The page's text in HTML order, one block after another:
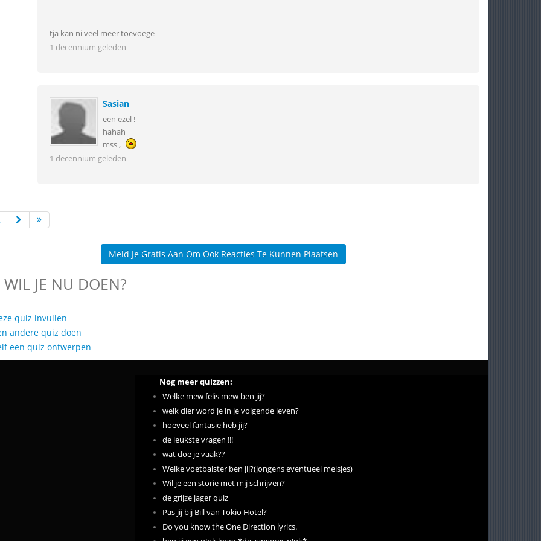
tja kan ni veel meer toevoege
1 decennium geleden
Sasian
een ezel !
hahah
mss ,
1 decennium geleden
Meld Je Gratis Aan Om Ook Reacties Te Kunnen Plaatsen
JE NU DOEN?
quiz invullen
andere quiz doen
een quiz ontwerpen
Nog meer quizzen:
Welke mew felis mew ben jij?
welk dier word je in je volgende leven?
hoeveel fantasie heb jij?
de leukste vragen !!!
wat doe je vaak??
Welke voetbalster ben jij?(jongens eventueel meisjes)
Wil je een storie met mij schrijven?
de grijze jager quiz
Pas jij bij Bill van Tokio Hotel?
Do you know the One Direction lyrics.